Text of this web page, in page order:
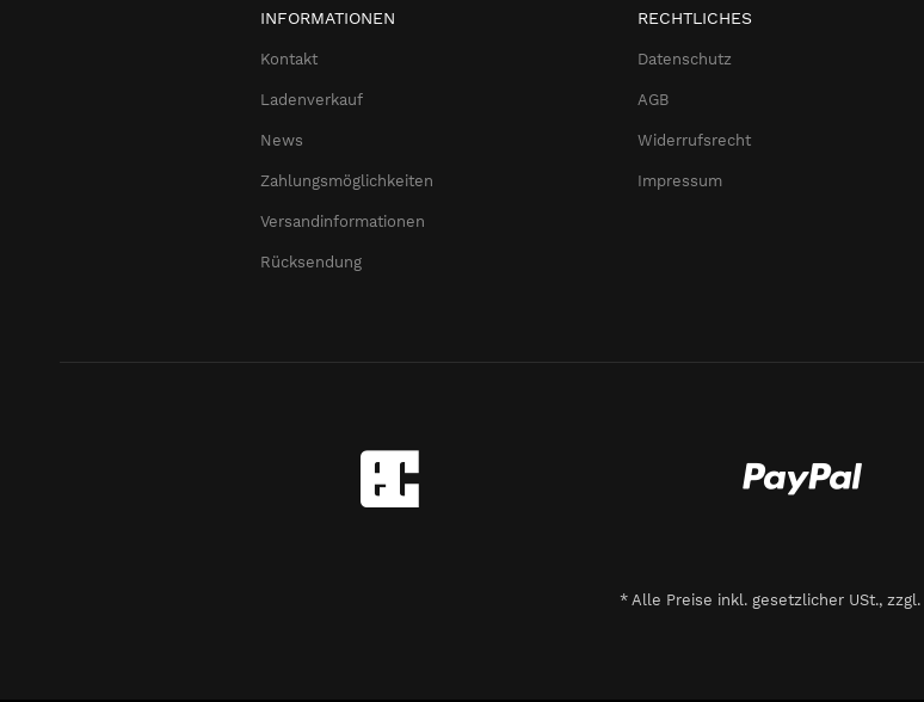
INFORMATIONEN
Kontakt
Ladenverkauf
News
Zahlungsmöglichkeiten
Versandinformationen
Rücksendung
RECHTLICHES
Datenschutz
AGB
Widerrufsrecht
Impressum
* Alle Preise inkl. gesetzlicher USt., zzgl.